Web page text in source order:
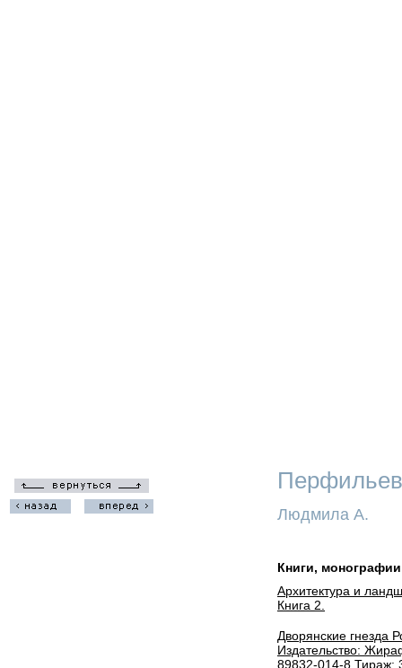
Людмила А.
Книги,
Архитектура и
Книга 2.
Дворянские гнезда
Издательство:
89832-014-8 Тираж: